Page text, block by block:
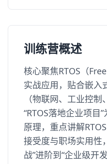
训练营概述
核心聚焦RTOS（
实战应用，贴合嵌入
（物联网、工业控
“RTOS落地企业项目
原理，重点讲解
接受度与职场实用性
战”进阶到“企业级开